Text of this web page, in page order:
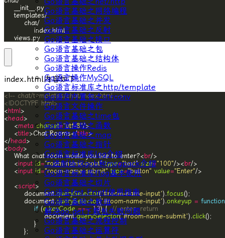
Go语言基础之网络编程
Go语言基础之并发
Go语言基础之反射
Go语言基础之接口
Go语言基础之包
Go语言基础之结构体
Go语言操作Redis
Go语言操作MySQL
Go语言标准库之http/template
Go语言内置包之strconv
Go语言文件操作
Go语言基础之time包
Go语言基础之函数
Go语言基础之map
Go语言基础之指针
Go语言标准库log介绍
二进制协议gob和msgpack介绍
Go语言标准库flag基本使用
Go语言基础之切片
Go语言fmt.Printf使用指南
Go语言基础之数组
解决go get下载包失败问题
Go语言基础之流程控制
Go语言基础之运算符
    views.py
index.html内容如下：
<!-- chat/templates/chat/index.html -->
<!DOCTYPE html>
<html
<head
    <
meta charset="utf-8"
    <
title>Chat Rooms</title
</head
<body
    What chat room would you like to enter?<
br
    <
input id="room-name-input" type="text" size="100"/><br
    <
input id="room-name-submit" type="button" value="Enter"
    <
script
        document.
querySelector('#room-name-input').focus
        document.
querySelector('#room-name-input').onkeyup = function
if (e.keyCode === 13) {
                document.
querySelector('#room-name-submit').click